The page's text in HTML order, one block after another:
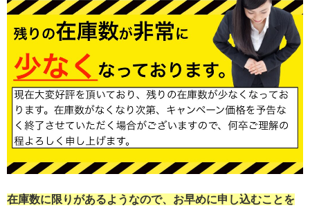
在庫数に限りがあるようなので、お早めに申し込むことを